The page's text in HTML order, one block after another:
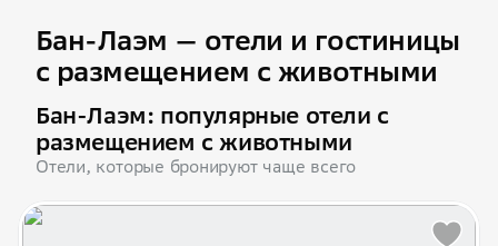
Бан-Лаэм — отели и гостиницы
с размещением с животными
Бан-Лаэм: популярные отели с
размещением с животными
Отели, которые бронируют чаще всего